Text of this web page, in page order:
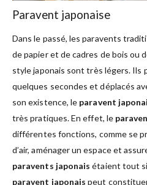
Paravent japonaise
Dans le passé, les paravents
de papier et de cadres de bois ou
style japonais sont très légers. Ils
quelques secondes et déplacés
son existence, le paravent
très pratiques. En effet, le
différentes fonctions, comme se
d’air, aménager un espace et
paravents japonais étaient tout
paravent japonais peut